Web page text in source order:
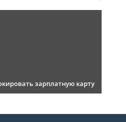
зарплатную карту